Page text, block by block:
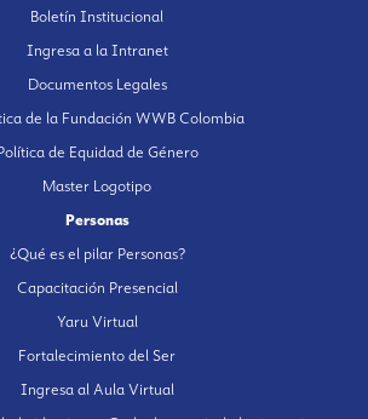
Boletín Institucional
Ingresa a la Intranet
Documentos Legales
de la Fundación WWB Colombia
de Equidad de Género
Master Logotipo
Personas
¿Qué es el pilar Personas?
Capacitación Presencial
Yaru Virtual
Fortalecimiento del Ser
Ingresa al Aula Virtual